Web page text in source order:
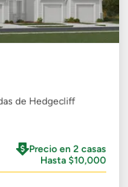
de Hedgecliff
Precio en 2 casas
Hasta $10,000